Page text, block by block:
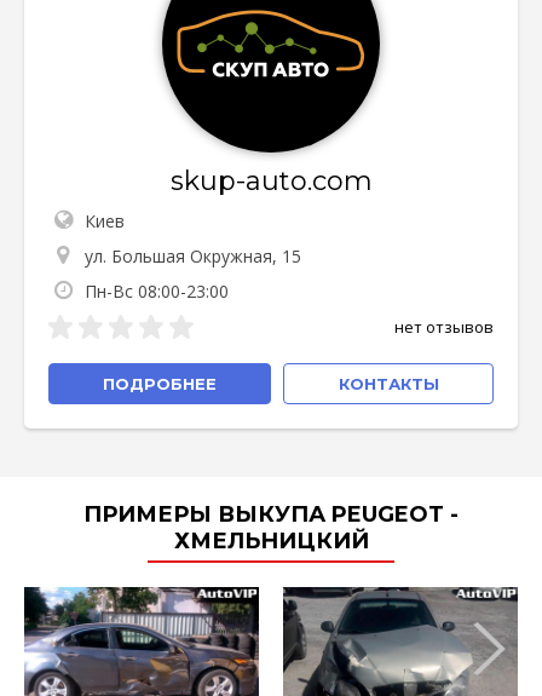
skup-auto.com
Киев
ул. Большая Окружная, 15
Пн-Вс 08:00-23:00
нет отзывов
ПОДРОБНЕЕ КОНТАКТЫ
ПРИМЕРЫ ВЫКУПА PEUGEOT -
ХМЕЛЬНИЦКИЙ